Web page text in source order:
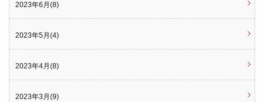
2023年6月(8)
2023年5月(4)
2023年4月(8)
2023年3月(9)